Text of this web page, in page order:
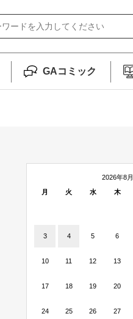
GAコミック
2026年8月
月
火 水 木
3 4 5 6
10 11 12 13
17 18 19 20
24 25 26 27